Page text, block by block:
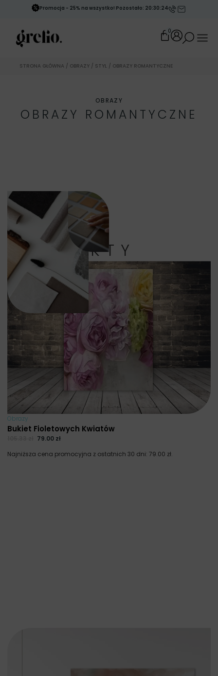
Promocja - 25% na wszystko! Pozostało: 20:30:21
0
STRONA GŁÓWNA / OBRAZY / STYL / OBRAZY ROMANTYCZNE
OBRAZY
OBRAZY ROMANTYCZNE
PRODUKTY
Obrazy
Bukiet Fioletowych Kwiatów
79.00 zł
Najniższa cena promocyjna z ostatnich 30 dni: 79.00 zł.